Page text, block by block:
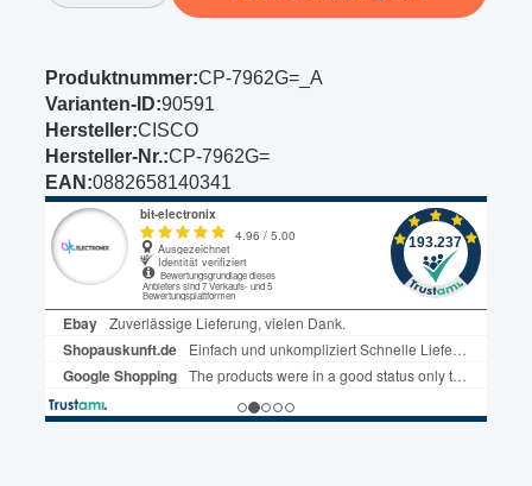
Produktnummer:CP-7962G=_A
Varianten-ID:90591
Hersteller:CISCO
Hersteller-Nr.:CP-7962G=
EAN:0882658140341